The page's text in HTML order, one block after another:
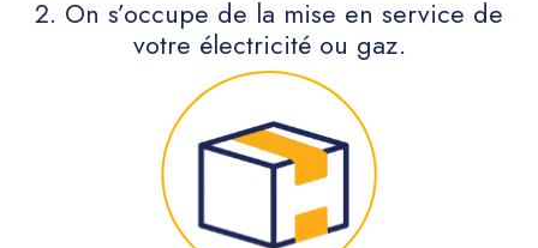
2. On s’occupe de la mise en service de
votre électricité ou gaz.